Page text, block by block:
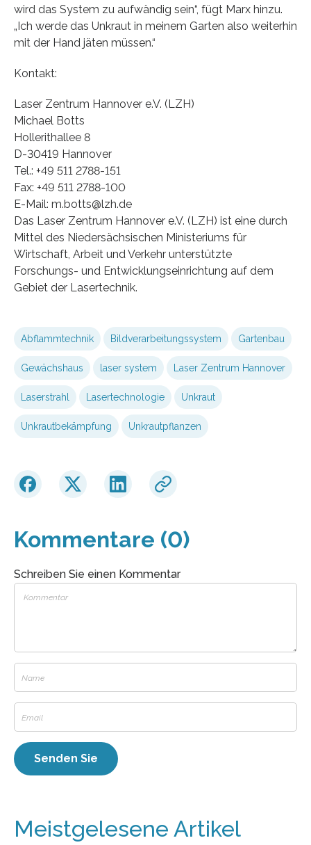
wird das System zu aufwändig sein“, fügt Marx hinzu.
„Ich werde das Unkraut in meinem Garten also weiterhin
mit der Hand jäten müssen.“
Kontakt:
Laser Zentrum Hannover e.V. (LZH)
Michael Botts
Hollerithallee 8
D-30419 Hannover
Tel.: +49 511 2788-151
Fax: +49 511 2788-100
E-Mail: m.botts@lzh.de
Das Laser Zentrum Hannover e.V. (LZH) ist eine durch
Mittel des Niedersächsischen Ministeriums für
Wirtschaft, Arbeit und Verkehr unterstützte
Forschungs- und Entwicklungseinrichtung auf dem
Gebiet der Lasertechnik.
Abflammtechnik Bildverarbeitungssystem Gartenbau
Gewächshaus laser system Laser Zentrum Hannover
Laserstrahl Lasertechnologie Unkraut
Unkrautbekämpfung Unkrautpflanzen
Kommentare (0)
Schreiben Sie einen Kommentar
Meistgelesene Artikel